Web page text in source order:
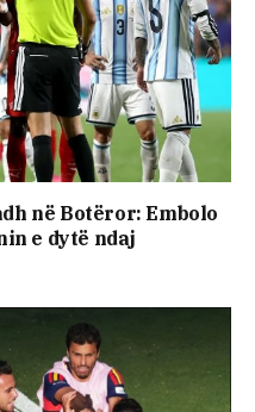
në Botëror: Embolo
e dytë ndaj